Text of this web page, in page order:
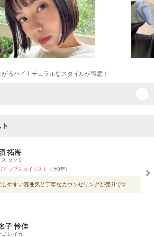
がるハイナチュラルなスタイルが得意！
拓海
ス タクミ
/トップスタイリスト
（歴8年）
しやすい雰囲気と丁寧なカウンセリングが売りです
子 怜佳
ゴ レイカ